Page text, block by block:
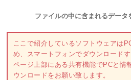
ファイルの中に含まれるデータ
ここで紹介しているソフトウェアは
め、スマートフォンでダウンロードす
ページ上部にある共有機能でPCと情
ウンロードをお願い致します。